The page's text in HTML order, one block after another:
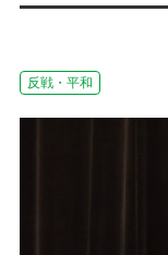
反戦・平和